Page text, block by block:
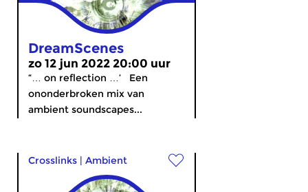
DreamScenes
zo 12 jun 2022 20:00 uur
“… on reflection …’ Een
ononderbroken mix van
ambient soundscapes...
Crosslinks | Ambient